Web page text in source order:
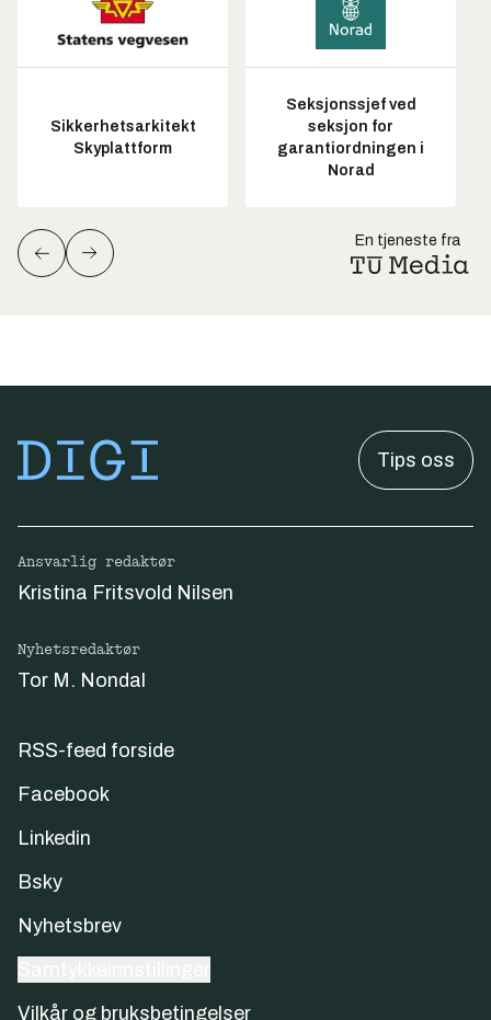
Sikkerhetsarkitekt
Skyplattform
Seksjonssjef ved
seksjon for
garantiordningen i
Norad
En tjeneste fra
Tips oss
Ansvarlig redaktør
Kristina Fritsvold Nilsen
Nyhetsredaktør
Tor M. Nondal
RSS-feed forside
Facebook
Linkedin
Bsky
Nyhetsbrev
Vilkår og bruksbetingelser